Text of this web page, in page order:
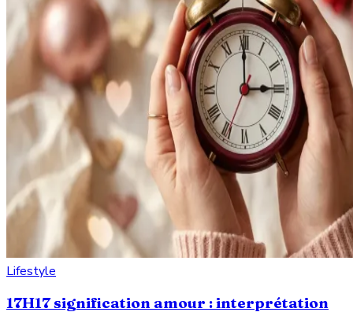
Lifestyle
17H17 signification amour : interprétation